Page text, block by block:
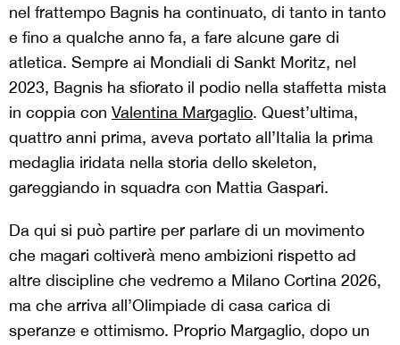
nel frattempo Bagnis ha continuato, di tanto in tanto
e fino a qualche anno fa, a fare alcune gare di
atletica. Sempre ai Mondiali di Sankt Moritz, nel
2023, Bagnis ha sfiorato il podio nella staffetta mista
in coppia con Valentina Margaglio. Quest’ultima,
quattro anni prima, aveva portato all’Italia la prima
medaglia iridata nella storia dello skeleton,
gareggiando in squadra con Mattia Gaspari.
Da qui si può partire per parlare di un movimento
che magari coltiverà meno ambizioni rispetto ad
altre discipline che vedremo a Milano Cortina 2026,
ma che arriva all’Olimpiade di casa carica di
speranze e ottimismo. Proprio Margaglio, dopo un